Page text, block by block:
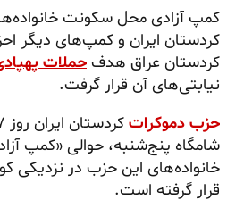
کمپ آزادی محل سکونت
کردستان ایران و کمپ‌های دیگر
کردستان عراق هدفحملات
نیابتی‌های آن قرار گرفت.
حزب دموکرات
شامگاه پنج‌شنبه، حوالی «کمپ
خانواده‌های این حزب در نزدیکی
قرار گرفته است.